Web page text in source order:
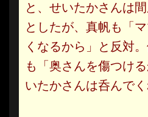
と、せいたかさんは
としたが、真帆も「
くなるから」と反対
も「奥さんを傷つけ
いたかさんは呑んでく